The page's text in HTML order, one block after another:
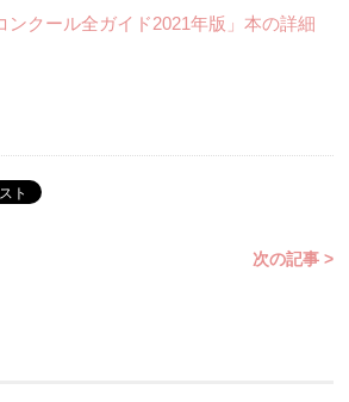
ンクール全ガイド2021年版」本の詳細
次の記事 >